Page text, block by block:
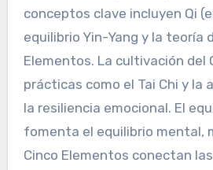
conceptos clave incluyen Qi
equilibrio Yin-Yang y la teoría
Elementos. La cultivación del
prácticas como el Tai Chi y la
la resiliencia emocional. El
fomenta el equilibrio mental,
Cinco Elementos conectan